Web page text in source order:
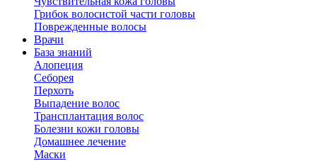
Грибок волосистой части головы
Поврежденные волосы
Врачи
База знаний
Алопеция
Себорея
Перхоть
Выпадение волос
Трансплантация волос
Болезни кожи головы
Домашнее лечение
Маски